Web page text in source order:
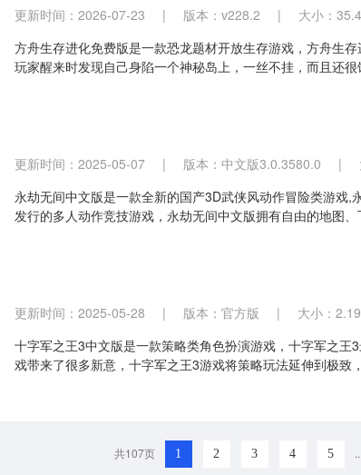
更新时间：2026-07-23 | 版本：v228.2 |
大小：
方舟生存进化免费版是一款恐龙题材开放生存游戏，方舟生
玩家醒来时发现自己身陷一个神秘岛上，一丝不挂，而且还
更新时间：2025-05-07 | 版本：中文版3.0.3580.0 |
永劫无间中文版是一款全新的国产3D武侠风动作冒险类游戏
发行的多人动作竞技游戏，永劫无间中文版拥有自由的地图
更新时间：2025-05-28 | 版本：官方版 |
大小：
十字军之王3中文版是一款策略类角色扮演游戏，十字军之
戏带来了很多新意，十字军之王3游戏将策略玩法延伸到极
共107页 1 2 3 4 5 ...